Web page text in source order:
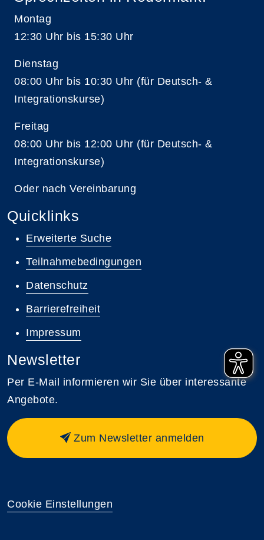
Montag
12:30 Uhr bis 15:30 Uhr
Dienstag
08:00 Uhr bis 10:30 Uhr (für Deutsch- &
Integrationskurse)
Freitag
08:00 Uhr bis 12:00 Uhr (für Deutsch- &
Integrationskurse)
Oder nach Vereinbarung
Quicklinks
Erweiterte Suche
Teilnahmebedingungen
Datenschutz
Barrierefreiheit
Impressum
Newsletter
Per E-Mail informieren wir Sie über interessante
Angebote.
Zum Newsletter anmelden
Cookie Einstellungen